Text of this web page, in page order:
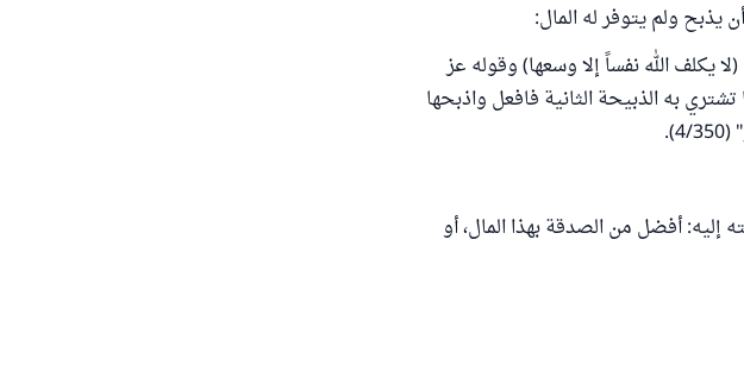
يذبح ولم يتوفر له المال:
يكلف الله نفساً إلا وسعها) وقوله عز
به الذبيحة الثانية فافعل واذبحها
إليه: أفضل من الصدقة بهذا المال، أو